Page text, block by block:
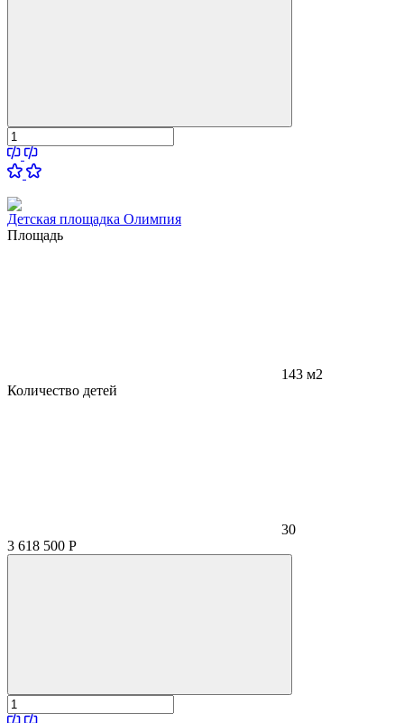
Детская площадка Олимпия
Площадь
143 м2
Количество детей
30
3 618 500 Р